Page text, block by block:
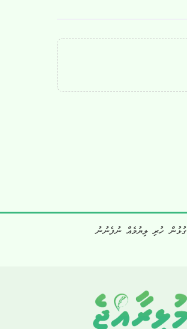
ގުޅުން ހުރި ލިޔުމެއް ނުފެނުނު